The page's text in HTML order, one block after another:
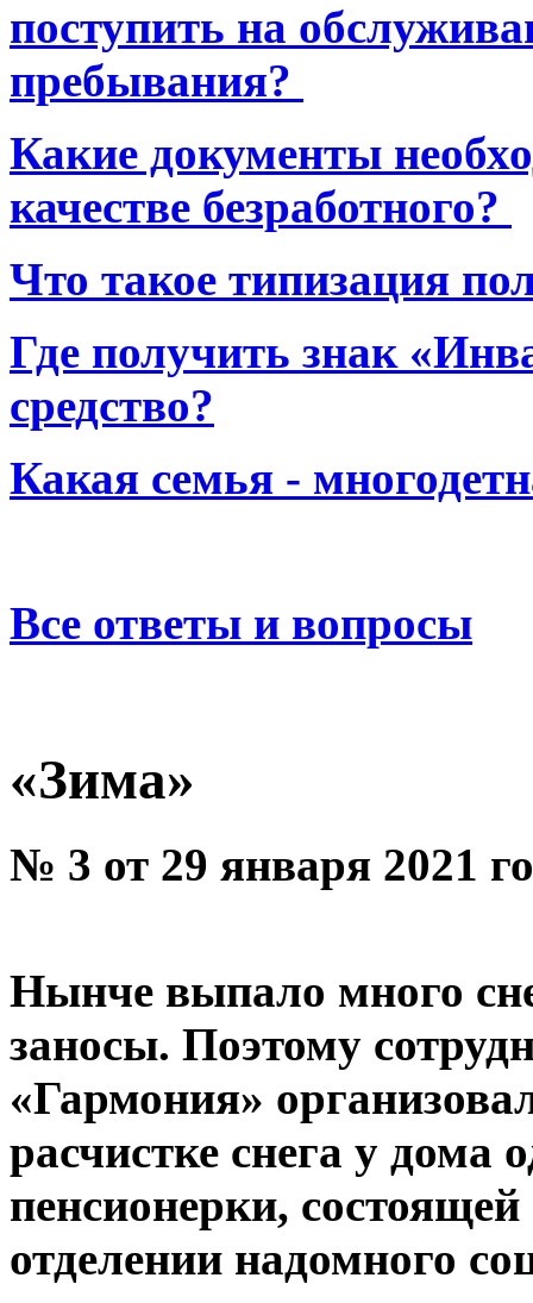
поступить на
пребывания?
Какие документы
качестве безработного?
Что такое типизация
Где получить знак
средство?
Какая семья -
Все ответы и вопросы
«Зима»
№ 3 от 29 января 2021
Нынче выпало много
заносы. Поэтому
«Гармония»
расчистке снега у
пенсионерки,
отделении надомного